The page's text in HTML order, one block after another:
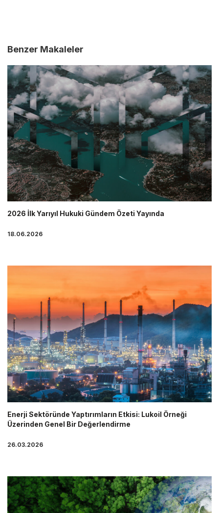
Benzer Makaleler
2026 İlk Yarıyıl Hukuki Gündem Özeti Yayında
18.06.2026
Enerji Sektöründe Yaptırımların Etkisi: Lukoil Örneği
Üzerinden Genel Bir Değerlendirme
26.03.2026